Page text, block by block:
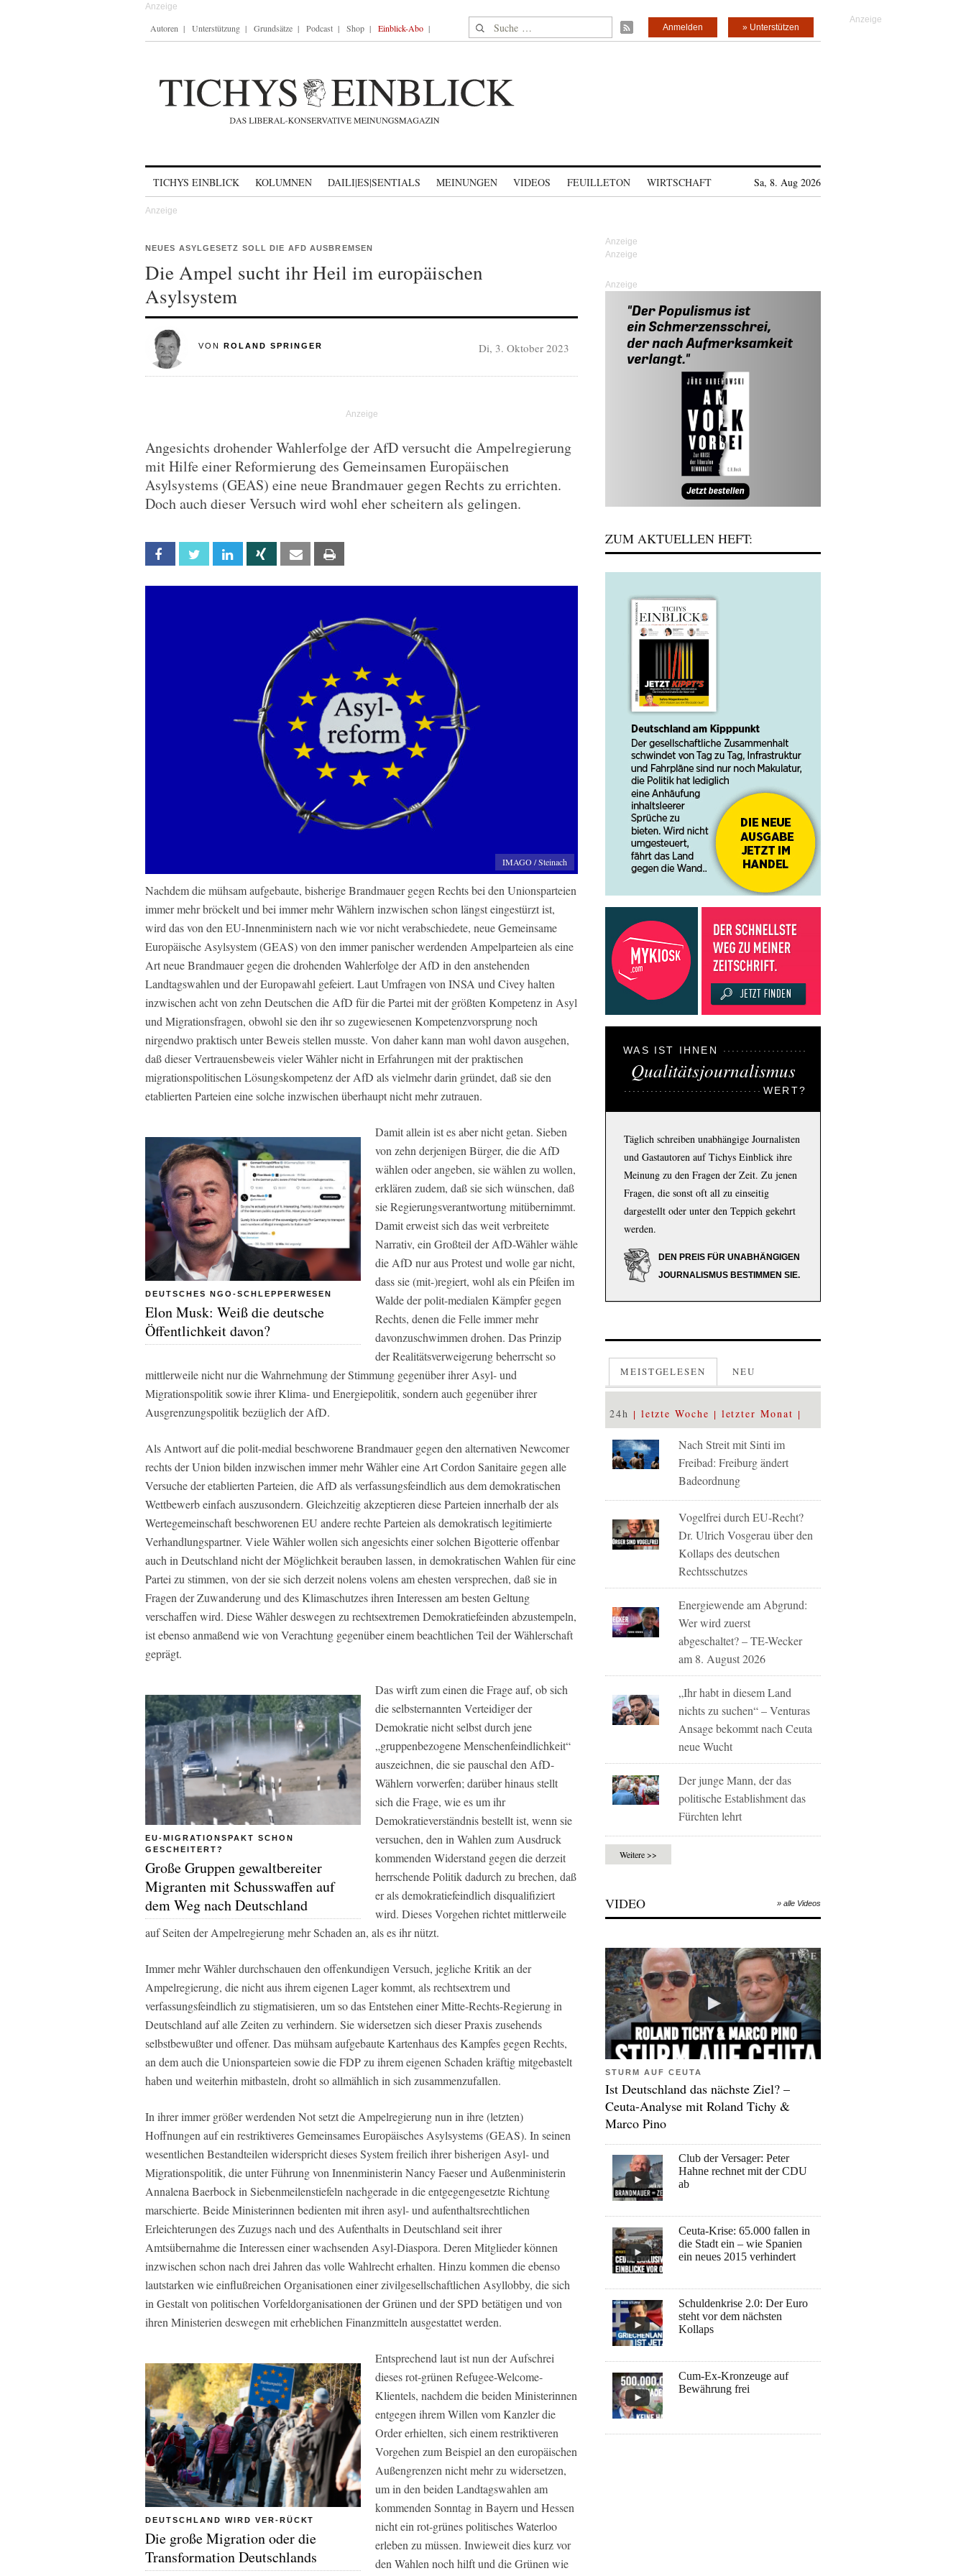
Autoren Unterstützung Grundsätze Podcast Shop Einblick-Abo Suche nach: » Unterstützen
Anmelden
TICHYS EINBLICK KOLUMNEN DAILI|ES|SENTIALS MEINUNGEN VIDEOS FEUILLETON WIRTSCHAFT Sa, 8. Aug 2026
NEUES ASYLGESETZ SOLL DIE AFD AUSBREMSEN
Die Ampel sucht ihr Heil im europäischen
Asylsystem
VON ROLAND SPRINGER Di, 3. Oktober 2023
Angesichts drohender Wahlerfolge der AfD versucht die Ampelregierung
mit Hilfe einer Reformierung des Gemeinsamen Europäischen
Asylsystems (GEAS) eine neue Brandmauer gegen Rechts zu errichten.
Doch auch dieser Versuch wird wohl eher scheitern als gelingen.
Facebook Twitter Linkedin Xing Email
IMAGO / Steinach
Nachdem die mühsam aufgebaute, bisherige Brandmauer gegen Rechts bei den Unionsparteien
immer mehr bröckelt und bei immer mehr Wählern inzwischen schon längst eingestürzt ist,
wird das von den EU-Innenministern nach wie vor nicht verabschiedete, neue Gemeinsame
Europäische Asylsystem (GEAS) von den immer panischer werdenden Ampelparteien als eine
Art neue Brandmauer gegen die drohenden Wahlerfolge der AfD in den anstehenden
Landtagswahlen und der Europawahl gefeiert. Laut Umfragen von INSA und Civey halten
inzwischen acht von zehn Deutschen die AfD für die Partei mit der größten Kompetenz in Asyl
und Migrationsfragen, obwohl sie den ihr so zugewiesenen Kompetenzvorsprung noch
nirgendwo praktisch unter Beweis stellen musste. Von daher kann man wohl davon ausgehen,
daß dieser Vertrauensbeweis vieler Wähler nicht in Erfahrungen mit der praktischen
migrationspolitischen Lösungskompetenz der AfD als vielmehr darin gründet, daß sie den
etablierten Parteien eine solche inzwischen überhaupt nicht mehr zutrauen.
DEUTSCHES NGO-SCHLEPPERWESEN
Elon Musk: Weiß die deutsche
Öffentlichkeit davon?
Damit allein ist es aber nicht getan. Sieben
von zehn derjenigen Bürger, die die AfD
wählen oder angeben, sie wählen zu wollen,
erklären zudem, daß sie sich wünschen, daß
sie Regierungsverantwortung mitübernimmt.
Damit erweist sich das weit verbreitete
Narrativ, ein Großteil der AfD-Wähler wähle
die AfD nur aus Protest und wolle gar nicht,
dass sie (mit-)regiert, wohl als ein Pfeifen im
Walde der polit-medialen Kämpfer gegen
Rechts, denen die Felle immer mehr
davonzuschwimmen drohen. Das Prinzip
der Realitätsverweigerung beherrscht so
mittlerweile nicht nur die Wahrnehmung der Stimmung gegenüber ihrer Asyl- und
Migrationspolitik sowie ihrer Klima- und Energiepolitik, sondern auch gegenüber ihrer
Ausgrenzungspolitik bezüglich der AfD.
Als Antwort auf die polit-medial beschworene Brandmauer gegen den alternativen Newcomer
rechts der Union bilden inzwischen immer mehr Wähler eine Art Cordon Sanitaire gegen alle
Versuche der etablierten Parteien, die AfD als verfassungsfeindlich aus dem demokratischen
Wettbewerb einfach auszusondern. Gleichzeitig akzeptieren diese Parteien innerhalb der als
Wertegemeinschaft beschworenen EU andere rechte Parteien als demokratisch legitimierte
Verhandlungspartner. Viele Wähler wollen sich angesichts einer solchen Bigotterie offenbar
auch in Deutschland nicht der Möglichkeit berauben lassen, in demokratischen Wahlen für eine
Partei zu stimmen, von der sie sich derzeit nolens volens am ehesten versprechen, daß sie in
Fragen der Zuwanderung und des Klimaschutzes ihren Interessen am besten Geltung
verschaffen wird. Diese Wähler deswegen zu rechtsextremen Demokratiefeinden abzustempeln,
ist ebenso anmaßend wie von Verachtung gegenüber einem beachtlichen Teil der Wählerschaft
geprägt.
EU-MIGRATIONSPAKT SCHON
GESCHEITERT?
Große Gruppen gewaltbereiter
Migranten mit Schusswaffen auf
dem Weg nach Deutschland
Das wirft zum einen die Frage auf, ob sich
die selbsternannten Verteidiger der
Demokratie nicht selbst durch jene
„gruppenbezogene Menschenfeindlichkeit“
auszeichnen, die sie pauschal den AfD-
Wählern vorwerfen; darüber hinaus stellt
sich die Frage, wie es um ihr
Demokratieverständnis bestellt ist, wenn sie
versuchen, den in Wahlen zum Ausdruck
kommenden Widerstand gegen die derzeit
herrschende Politik dadurch zu brechen, daß
er als demokratiefeindlich disqualifiziert
wird. Dieses Vorgehen richtet mittlerweile
auf Seiten der Ampelregierung mehr Schaden an, als es ihr nützt.
Immer mehr Wähler durchschauen den offenkundigen Versuch, jegliche Kritik an der
Ampelregierung, die nicht aus ihrem eigenen Lager kommt, als rechtsextrem und
verfassungsfeindlich zu stigmatisieren, um so das Entstehen einer Mitte-Rechts-Regierung in
Deutschland auf alle Zeiten zu verhindern. Sie widersetzen sich dieser Praxis zusehends
selbstbewußter und offener. Das mühsam aufgebaute Kartenhaus des Kampfes gegen Rechts,
an dem auch die Unionsparteien sowie die FDP zu ihrem eigenen Schaden kräftig mitgebastelt
haben und weiterhin mitbasteln, droht so allmählich in sich zusammenzufallen.
In ihrer immer größer werdenden Not setzt die Ampelregierung nun in ihre (letzten)
Hoffnungen auf ein restriktiveres Gemeinsames Europäisches Asylsystems (GEAS). In seinen
wesentlichen Bestandteilen widerspricht dieses System freilich ihrer bisherigen Asyl- und
Migrationspolitik, die unter Führung von Innenministerin Nancy Faeser und Außenministerin
Annalena Baerbock in Siebenmeilenstiefeln nachgerade in die entgegengesetzte Richtung
marschierte. Beide Ministerinnen bedienten mit ihren asyl- und aufenthaltsrechtlichen
Erleichterungen des Zuzugs nach und des Aufenthalts in Deutschland seit ihrer
Amtsübernahme die Interessen einer wachsenden Asyl-Diaspora. Deren Mitglieder können
inzwischen schon nach drei Jahren das volle Wahlrecht erhalten. Hinzu kommen die ebenso
lautstarken wie einflußreichen Organisationen einer zivilgesellschaftlichen Asyllobby, die sich
in Gestalt von politischen Vorfeldorganisationen der Grünen und der SPD betätigen und von
ihren Ministerien deswegen mit erheblichen Finanzmitteln ausgestattet werden.
DEUTSCHLAND WIRD VER-RÜCKT
Die große Migration oder die
Transformation Deutschlands
Entsprechend laut ist nun der Aufschrei
dieses rot-grünen Refugee-Welcome-
Klientels, nachdem die beiden Ministerinnen
entgegen ihrem Willen vom Kanzler die
Order erhielten, sich einem restriktiveren
Vorgehen zum Beispiel an den europäischen
Außengrenzen nicht mehr zu widersetzen,
um in den beiden Landtagswahlen am
kommenden Sonntag in Bayern und Hessen
nicht ein rot-grünes politisches Waterloo
erleben zu müssen. Inwieweit dies kurz vor
den Wahlen noch hilft und die Grünen wie
Anzeige
ZUM AKTUELLEN HEFT:
WAS IST IHNEN
Qualitätsjournalismus
WERT?
Täglich schreiben unabhängige Journalisten
und Gastautoren auf Tichys Einblick ihre
Meinung zu den Fragen der Zeit. Zu jenen
Fragen, die sonst oft all zu einseitig
dargestellt oder unter den Teppich gekehrt
werden.
DEN PREIS FÜR UNABHÄNGIGEN
JOURNALISMUS BESTIMMEN SIE.
MEISTGELESEN NEU
24h letzte Woche letzter Monat
Nach Streit mit Sinti im
Freibad: Freiburg ändert
Badeordnung
Vogelfrei durch EU-Recht?
Dr. Ulrich Vosgerau über den
Kollaps des deutschen
Rechtsschutzes
Energiewende am Abgrund:
Wer wird zuerst
abgeschaltet? – TE-Wecker
am 8. August 2026
„Ihr habt in diesem Land
nichts zu suchen“ – Venturas
Ansage bekommt nach Ceuta
neue Wucht
Der junge Mann, der das
politische Establishment das
Fürchten lehrt
Weitere >>
VIDEO » alle Videos
STURM AUF CEUTA
Ist Deutschland das nächste Ziel? –
Ceuta-Analyse mit Roland Tichy &
Marco Pino
Club der Versager: Peter
Hahne rechnet mit der CDU
ab
Ceuta-Krise: 65.000 fallen in
die Stadt ein – wie Spanien
ein neues 2015 verhindert
Schuldenkrise 2.0: Der Euro
steht vor dem nächsten
Kollaps
Cum-Ex-Kronzeuge auf
Bewährung frei